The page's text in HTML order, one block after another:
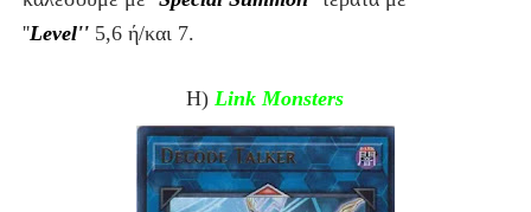
''Level'' 5,6 ή/και 7.
Η)Link Monsters